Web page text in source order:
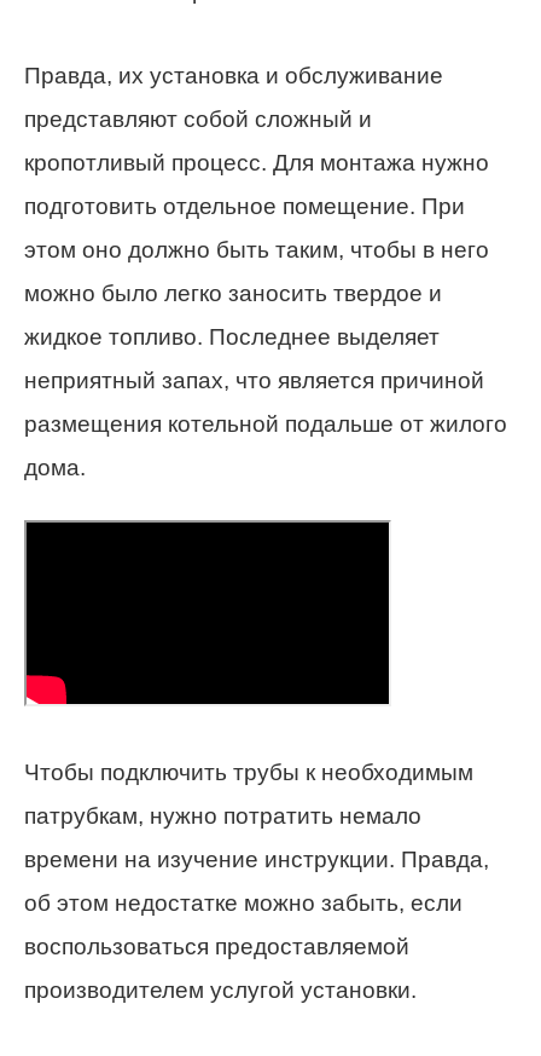
Правда, их установка и обслуживание
представляют собой сложный и
кропотливый процесс. Для монтажа нужно
подготовить отдельное помещение. При
этом оно должно быть таким, чтобы в него
можно было легко заносить твердое и
жидкое топливо. Последнее выделяет
неприятный запах, что является причиной
размещения котельной подальше от жилого
дома.
Чтобы подключить трубы к необходимым
патрубкам, нужно потратить немало
времени на изучение инструкции. Правда,
об этом недостатке можно забыть, если
воспользоваться предоставляемой
производителем услугой установки.